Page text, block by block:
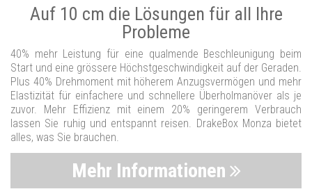
Auf 10 cm die Lösungen für all Ihre
Probleme
40% mehr Leistung für eine qualmende Beschleunigung beim
Start und eine grössere Höchstgeschwindigkeit auf der Geraden.
Plus 40% Drehmoment mit höherem Anzugsvermögen und mehr
Elastizität für einfachere und schnellere Überholmanöver als je
zuvor. Mehr Effizienz mit einem 20% geringerem Verbrauch
lassen Sie ruhig und entspannt reisen. DrakeBox Monza bietet
alles, was Sie brauchen.
Mehr Informationen